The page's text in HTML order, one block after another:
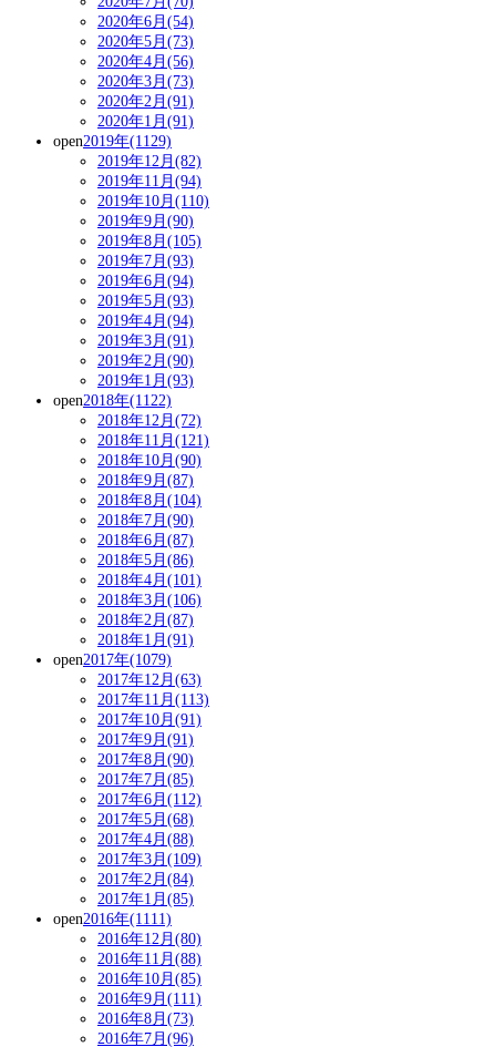
2020年6月(54)
2020年5月(73)
2020年4月(56)
2020年3月(73)
2020年2月(91)
2020年1月(91)
open2019年(1129)
2019年12月(82)
2019年11月(94)
2019年10月(110)
2019年9月(90)
2019年8月(105)
2019年7月(93)
2019年6月(94)
2019年5月(93)
2019年4月(94)
2019年3月(91)
2019年2月(90)
2019年1月(93)
open2018年(1122)
2018年12月(72)
2018年11月(121)
2018年10月(90)
2018年9月(87)
2018年8月(104)
2018年7月(90)
2018年6月(87)
2018年5月(86)
2018年4月(101)
2018年3月(106)
2018年2月(87)
2018年1月(91)
open2017年(1079)
2017年12月(63)
2017年11月(113)
2017年10月(91)
2017年9月(91)
2017年8月(90)
2017年7月(85)
2017年6月(112)
2017年5月(68)
2017年4月(88)
2017年3月(109)
2017年2月(84)
2017年1月(85)
open2016年(1111)
2016年12月(80)
2016年11月(88)
2016年10月(85)
2016年9月(111)
2016年8月(73)
2016年7月(96)